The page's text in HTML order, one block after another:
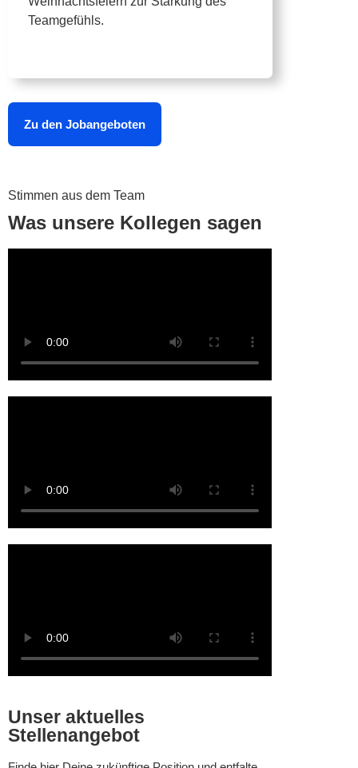
Teamgefühls.
Zu den Jobangeboten
Stimmen aus dem Team
Was unsere Kollegen sagen
Unser aktuelles
Stellenangebot